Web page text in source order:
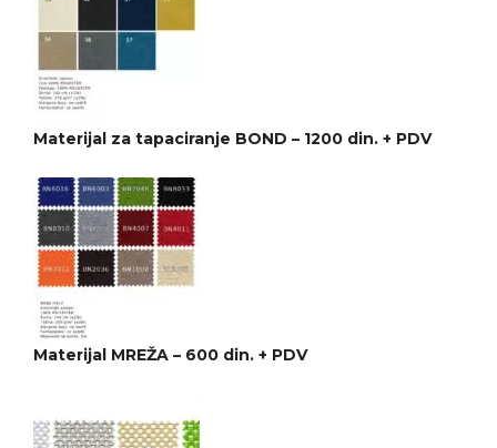
Materijal za tapaciranje BOND – 1200 din. + PDV
Materijal MREŽA – 600 din. + PDV